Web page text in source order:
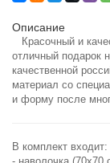
Описание
Красочный и
отличный подарок
качественной
материал со
и форму после
В комплект входит: